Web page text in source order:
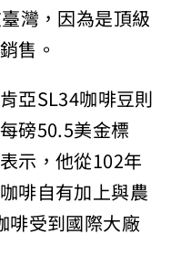
灣，因為是頂級
售。
亞SL34咖啡豆則
磅50.5美金標
示，他從102年
啡自有加上與農
受到國際大廠